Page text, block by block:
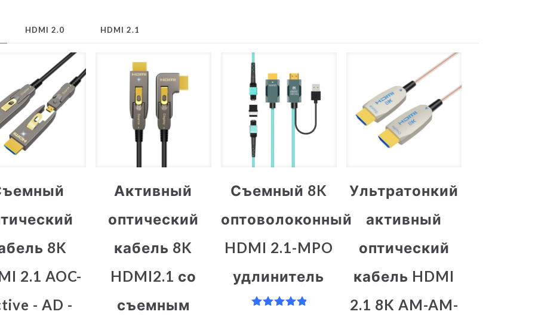
HDMI 2.0 HDMI 2.1
8K
2.1 AOC-
- AD -
Активный
оптический
кабель 8K
HDMI2.1 со
съемным
Съемный 8K
оптоволоконный
HDMI 2.1-MPO
удлинитель
Ультратонкий
активный
оптический
кабель HDMI
2.1 8K AM-AM-